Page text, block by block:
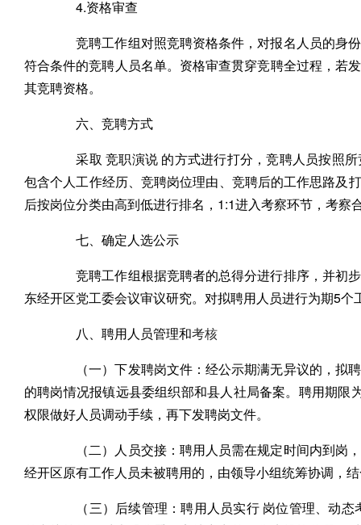
4.资格审查
竞聘工作组对照竞聘资格条件，对报名人员的身
符合条件的竞聘人员名单。资格审查贯穿竞聘全过程，若
其竞聘资格。
六、竞聘方式
采取 竞职演说 的方式进行打分，竞聘人员按照所
包含个人工作经历、竞聘岗位理由、竞聘后的工作思路及
后按岗位分类由高到低进行排名，1:1进入考察环节，考
七、确定人选公示
竞聘工作组根据竞聘者的总得分进行排序，并初
东经开区党工委会议审议研究。对拟聘用人员进行为期5个
八、聘用人员管理和考核
（一）下发聘岗文件：经公示期满无异议的，拟
的聘岗情况报镇远县委组织部和县人社局备案。聘用期
权限做好人员调动手续，再下发聘岗文件。
（二）人员交接：聘用人员需在规定时间内到岗
经开区原有工作人员未被聘用的，由领导小组统筹协调，
（三）后续管理：聘用人员实行 岗位管理、动态